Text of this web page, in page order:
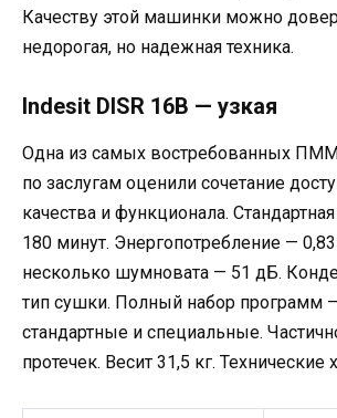
Качеству этой машинки можно
недорогая, но надежная техника.
Indesit DISR 16B — узкая
Одна из самых востребованных
по заслугам оценили сочетание
качества и функционала.
180 минут. Энергопотребление —
несколько шумновата — 51 дБ.
тип сушки. Полный набор программ
стандартные и специальные.
протечек. Весит 31,5 кг. Технические